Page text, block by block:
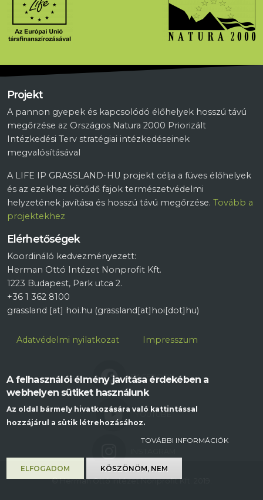
Projekt
A pannon gyepek és kapcsolódó élőhelyek hosszú távú
megőrzése az Országos Natura 2000 Priorizált
Intézkedési Terv stratégiai intézkedéseinek
megvalósításával
A LIFE IP GRASSLAND-HU projekt célja a füves élőhelyek
és az ezekhez kötődő fajok természetvédelmi
helyzetének javítása és hosszú távú megőrzése. Tovább a
projektekhez
Elérhetőségek
Koordináló kedvezményezett:
Herman Ottó Intézet Nonprofit Kft.
1223 Budapest, Park utca 2.
+36 1 362 8100
grassland [at] hoi.hu (grassland[at]hoi[dot]hu)
Lábléc
Adatvédelmi nyilatkozat Impresszum
FACEBOOK
YOUTUBE
© Herman Ottó Intézet Nonprofit Kft. 2019.
A felhasználói élmény javítása érdekében a
webhelyen sütiket használunk
Az oldal bármely hivatkozására való kattintással
hozzájárul a sütik létrehozásához.
TOVÁBBI INFORMÁCIÓK
ELFOGADOM KÖSZÖNÖM, NEM